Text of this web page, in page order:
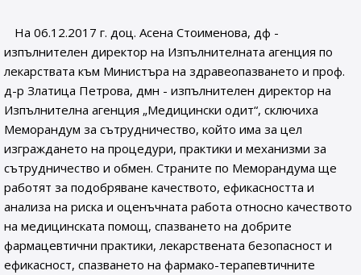
На 06.12.2017 г. доц. Асена Стоименова, дф -
изпълнителен директор на Изпълнителната агенция по
лекарствата към Министъра на здравеопазването и проф.
д-р Златица Петрова, дмн - изпълнителен директор на
Изпълнителна агенция „Медицински одит“, сключиха
Меморандум за сътрудничество, който има за цел
изграждането на процедури, практики и механизми за
сътрудничество и обмен. Страните по Меморандума ще
работят за подобряване качеството, ефикасността и
анализа на риска и оценъчната работа относно качеството
на медицинската помощ, спазването на добрите
фармацевтични практики, лекарствената безопасност и
ефикасност, спазването на фармако-терапевтичните